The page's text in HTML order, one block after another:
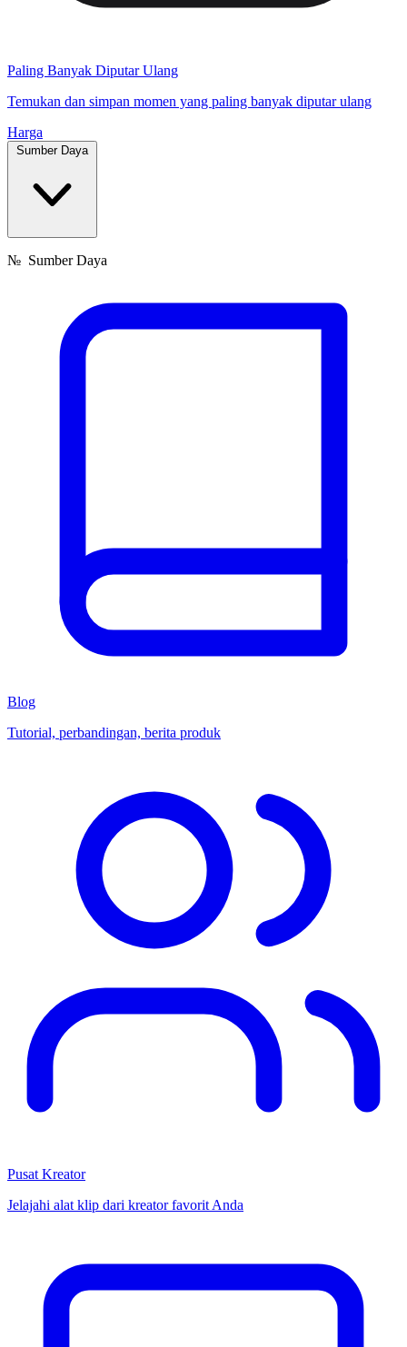
Paling Banyak Diputar Ulang
Temukan dan simpan momen yang paling banyak diputar ulang
Harga
Sumber Daya
№ Sumber Daya
Blog
Tutorial, perbandingan, berita produk
Pusat Kreator
Jelajahi alat klip dari kreator favorit Anda